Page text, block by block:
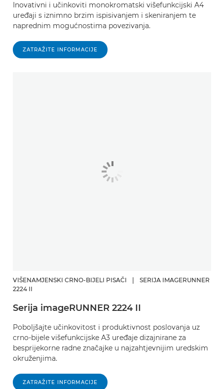
Inovativni i učinkoviti monokromatski višefunkcijski A4
uređaji s iznimno brzim ispisivanjem i skeniranjem te
naprednim mogućnostima povezivanja.
ZATRAŽITE INFORMACIJE
VIŠENAMJENSKI CRNO-BIJELI PISAČI
SERIJA IMAGERUNNER
2224 II
Serija imageRUNNER 2224 II
Poboljšajte učinkovitost i produktivnost poslovanja uz
crno-bijele višefunkcijske A3 uređaje dizajnirane za
besprijekorne radne značajke u najzahtjevnijim uredskim
okruženjima.
ZATRAŽITE INFORMACIJE